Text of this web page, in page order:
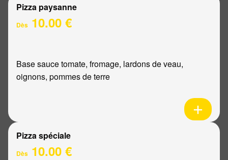
Pizza paysanne
Dès 10.00 €
Base sauce tomate, fromage, lardons de veau,
oignons, pommes de terre
Pizza spéciale
Dès 10.00 €